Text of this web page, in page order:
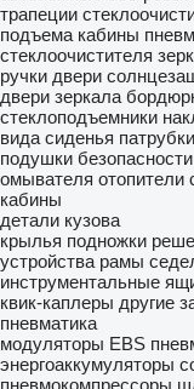
трапеции
подъема кабины
стеклоочистителя
ручки двери
двери зеркала
стеклоподъемники
вида сиденья
подушки безопасности
омывателя отопители
кабины
детали кузова
крылья подножки
устройства рамы
инструментальные
квик-каплеры другие
пневматика
модуляторы EBS
энергоаккумуляторы